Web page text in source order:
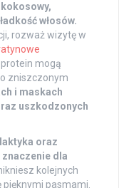
włosów.
rozważ wizytę w
mogą
zniszczonym
i maskach
uszkodzonych
oraz
dla
kolejnych
pasmami.